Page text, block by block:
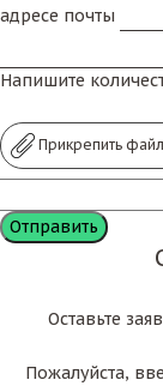
адресе почты
Напишите
Прикрепить
Оставьте
Пожалуйста,